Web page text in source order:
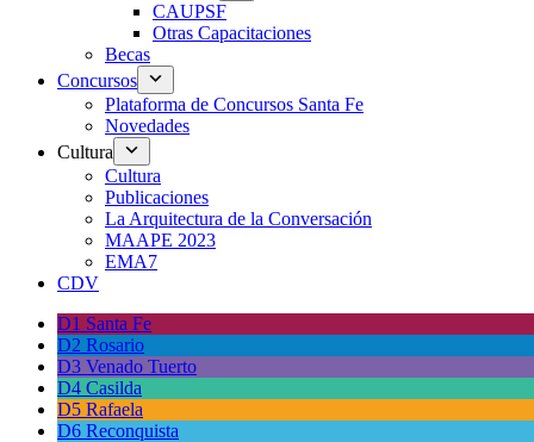
CAUPSF
Otras Capacitaciones
Becas
Concursos
Plataforma de Concursos Santa Fe
Novedades
Cultura
Cultura
Publicaciones
La Arquitectura de la Conversación
MAAPE 2023
EMA7
CDV
D1 Santa Fe
D2 Rosario
D3 Venado Tuerto
D4 Casilda
D5 Rafaela
D6 Reconquista